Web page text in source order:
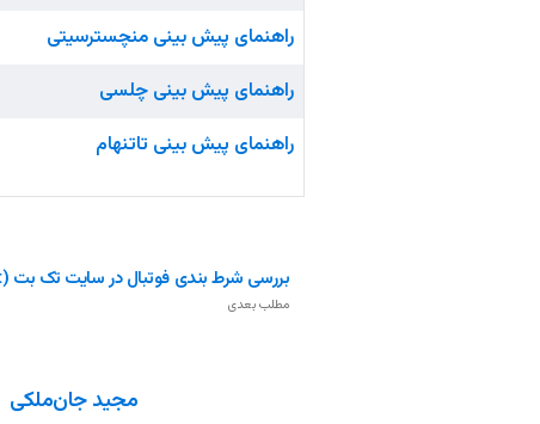
راهنمای پیش بینی منچسترسیتی
راهنمای پیش بینی چلسی
راهنمای پیش بینی تاتنهام
بررسی شرط بندی فوتبال در سایت تک بت (TakBet)
مطلب بعدی
مجید جان‌ملکی